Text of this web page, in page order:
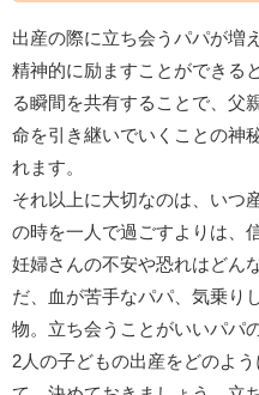
出産の際に立ち会うパパが増
精神的に励ますことができる
る瞬間を共有することで、父
命を引き継いでいくことの神
れます。
それ以上に大切なのは、いつ
の時を一人で過ごすよりは、
妊婦さんの不安や恐れはどん
だ、血が苦手なパパ、気乗り
物。立ち会うことがいいパパ
2人の子どもの出産をどのよ